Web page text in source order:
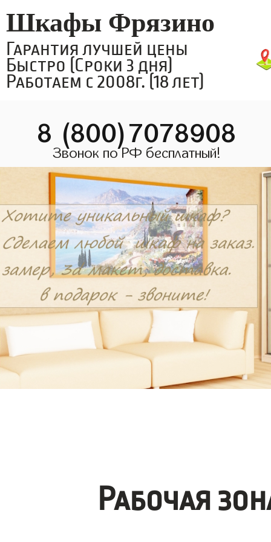
Шкафы Фрязино
Гарантия лучшей цены
Быстро (Сроки 3 дня)
Работаем с 2008г. (18 лет)
8 (800)7078908
Звонок по РФ бесплатный!
Рабочая